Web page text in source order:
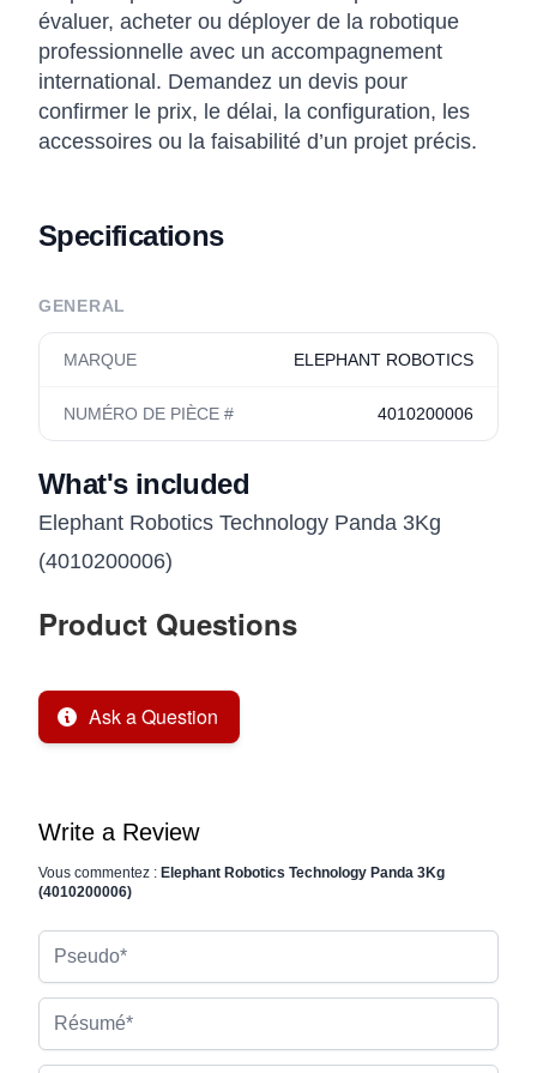
évaluer, acheter ou déployer de la robotique
professionnelle avec un accompagnement
international. Demandez un devis pour
confirmer le prix, le délai, la configuration, les
accessoires ou la faisabilité d’un projet précis.
Specifications
GENERAL
MARQUE ELEPHANT ROBOTICS
NUMÉRO DE PIÈCE # 4010200006
What's included
Elephant Robotics Technology Panda 3Kg
(4010200006)
Product Questions
Ask a Question
Write a Review
Vous commentez : Elephant Robotics Technology Panda 3Kg
(4010200006)
Résumé